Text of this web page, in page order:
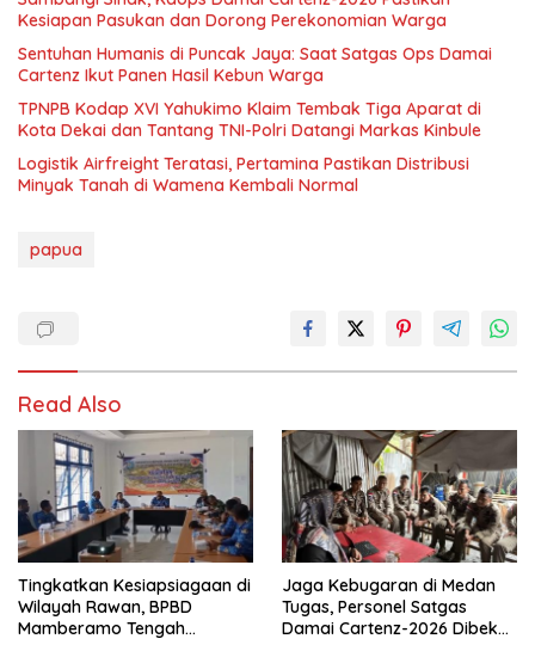
Kesiapan Pasukan dan Dorong Perekonomian Warga
Sentuhan Humanis di Puncak Jaya: Saat Satgas Ops Damai
Cartenz Ikut Panen Hasil Kebun Warga
TPNPB Kodap XVI Yahukimo Klaim Tembak Tiga Aparat di
Kota Dekai dan Tantang TNI-Polri Datangi Markas Kinbule
Logistik Airfreight Teratasi, Pertamina Pastikan Distribusi
Minyak Tanah di Wamena Kembali Normal
papua
Read Also
Tingkatkan Kesiapsiagaan di
Wilayah Rawan, BPBD
Mamberamo Tengah
Jaga Kebugaran di Medan
Tugas, Personel Satgas
Damai Cartenz-2026 Dibekali